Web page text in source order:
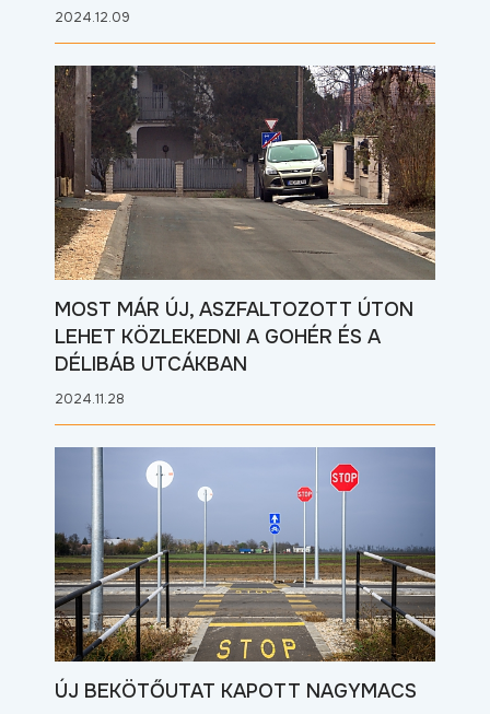
2024.12.09
MOST MÁR ÚJ, ASZFALTOZOTT ÚTON
LEHET KÖZLEKEDNI A GOHÉR ÉS A
DÉLIBÁB UTCÁKBAN
2024.11.28
ÚJ BEKÖTŐUTAT KAPOTT NAGYMACS